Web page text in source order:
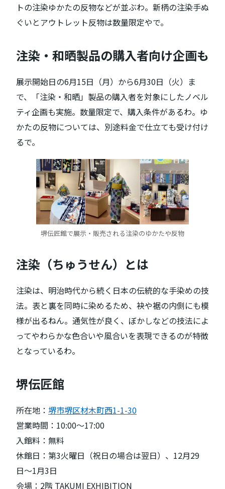
トの注染ゆかたの反物などが並ぶわ。新柄の注染手ぬ
ぐいとアウトレット反物は数量限定やで。
注染・和晒製品の購入者向け企画も
展示開始日の6月15日（月）から6月30日（火）ま
で、「注染・和晒」製品の購入者を対象にしたノベル
ティ企画も実施。数量限定で、購入条件があるわ。ゆ
かたの反物については、別途料金で仕立ても受け付け
るで。
堺伝匠館で展示・販売される注染のゆかたや反物
注染（ちゅうせん）とは
注染は、明治時代から続く日本の伝統的な手染めの技
法。表と裏を同時に染めるため、袂や裾の内側にも模
様が出るねん。通気性が良く、ぼかしなどの技法によ
ってやわらかな色合いや風合いを表現できるのが特徴
となっているわ。
堺伝匠館
所在地： 堺市堺区材木町西1-1-30
営業時間：10:00〜17:00
入館料：無料
休館日：第3火曜日（祝日の場合は翌日）、12月29
日〜1月3日
会場：2階 TAKUMI EXHIBITION